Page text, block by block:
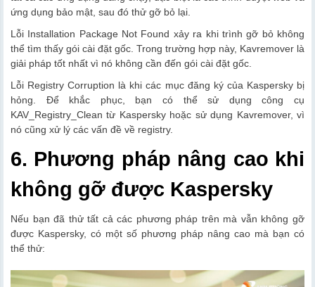
ứng dụng bảo mật, sau đó thử gỡ bỏ lại.
Lỗi Installation Package Not Found xảy ra khi trình gỡ bỏ không
thể tìm thấy gói cài đặt gốc. Trong trường hợp này, Kavremover là
giải pháp tốt nhất vì nó không cần đến gói cài đặt gốc.
Lỗi Registry Corruption là khi các mục đăng ký của Kaspersky bị
hỏng. Để khắc phục, bạn có thể sử dụng công cụ
KAV_Registry_Clean từ Kaspersky hoặc sử dụng Kavremover, vì
nó cũng xử lý các vấn đề về registry.
6. Phương pháp nâng cao khi
không gỡ được Kaspersky
Nếu bạn đã thử tất cả các phương pháp trên mà vẫn không gỡ
được Kaspersky, có một số phương pháp nâng cao mà bạn có
thể thử: